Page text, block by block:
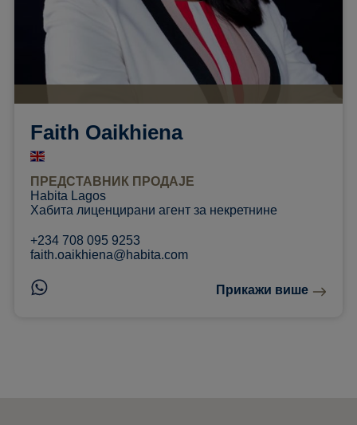
Faith Oaikhiena
ПРЕДСТАВНИК ПРОДАЈЕ
Habita Lagos
Хабита лиценцирани агент за некретнине
+234 708 095 9253
faith.oaikhiena@habita.com
Прикажи више